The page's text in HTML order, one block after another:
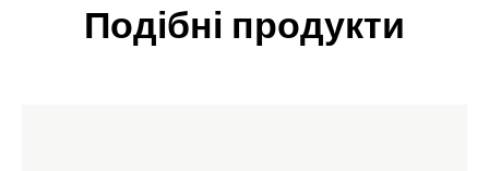
Подібні продукти